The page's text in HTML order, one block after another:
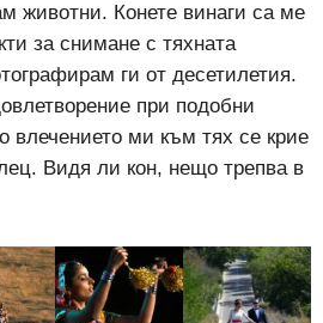
животни. Конете винаги са ме
за снимане с тяхната
ги от десетилетия.
при подобни
влечението ми към тях се крие
Видя ли кон, нещо трепва в